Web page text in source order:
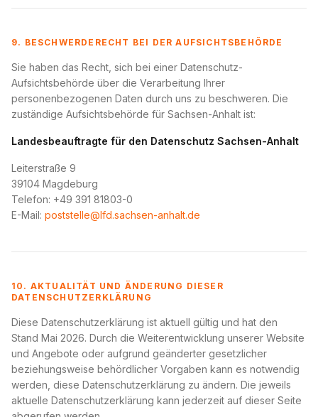
9. BESCHWERDERECHT BEI DER AUFSICHTSBEHÖRDE
Sie haben das Recht, sich bei einer Datenschutz-
Aufsichtsbehörde über die Verarbeitung Ihrer
personenbezogenen Daten durch uns zu beschweren. Die
zuständige Aufsichtsbehörde für Sachsen-Anhalt ist:
Landesbeauftragte für den Datenschutz Sachsen-Anhalt
Leiterstraße 9
39104 Magdeburg
Telefon: +49 391 81803-0
E-Mail: poststelle@lfd.sachsen-anhalt.de
10. AKTUALITÄT UND ÄNDERUNG DIESER
DATENSCHUTZERKLÄRUNG
Diese Datenschutzerklärung ist aktuell gültig und hat den
Stand Mai 2026. Durch die Weiterentwicklung unserer Website
und Angebote oder aufgrund geänderter gesetzlicher
beziehungsweise behördlicher Vorgaben kann es notwendig
werden, diese Datenschutzerklärung zu ändern. Die jeweils
aktuelle Datenschutzerklärung kann jederzeit auf dieser Seite